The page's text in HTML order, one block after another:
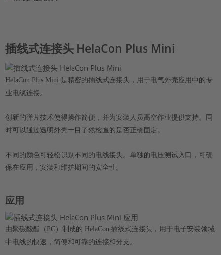
插线式连接头 HelaCon Plus Mini
HelaCon Plus Mini 是精密的插线式连接头，用于电气外壳应用中的专
业电缆连接。
创新的弹片技术使得操作简便，并为安装人员高空作业提供支持。同
时可以通过透明外壳一目了然检查的是否正确固定。
不同的颜色可轻松识别不同的电线接头。单独的电压测试入口，可确
保在应用，安装和维护期间的安全性。
应用
由聚碳酸酯（PC）制成的 HelaCon 插线式连接头，用于电子安装领域
中电线的快速，简便和可靠的连接和分支。